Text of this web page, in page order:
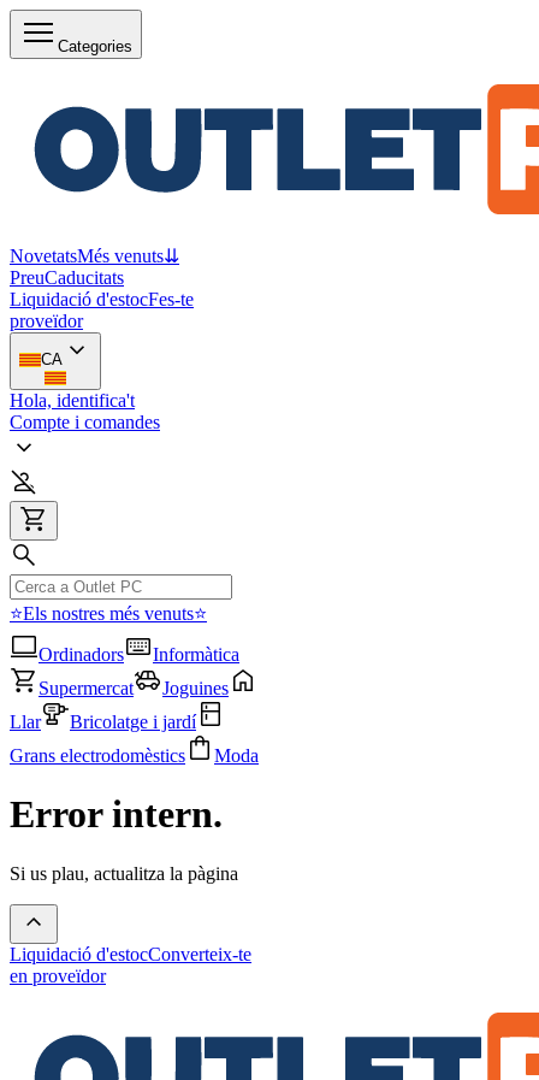
Categories
NovetatsMés venuts⇊
PreuCaducitats
Liquidació d'estocFes-te
proveïdor
CA
Hola, identifica't
Compte i comandes
⭐Els nostres més venuts⭐
Ordinadors
Informàtica
Supermercat
Joguines
Llar
Bricolatge i jardí
Grans electrodomèstics
Moda
Error intern.
Si us plau, actualitza la pàgina
Liquidació d'estocConverteix-te
en proveïdor